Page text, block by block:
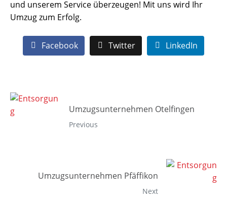
und unserem Service überzeugen! Mit uns wird Ihr
Umzug zum Erfolg.
Facebook Twitter LinkedIn
Umzugsunternehmen Otelfingen
Previous
Umzugsunternehmen Pfäffikon
Next